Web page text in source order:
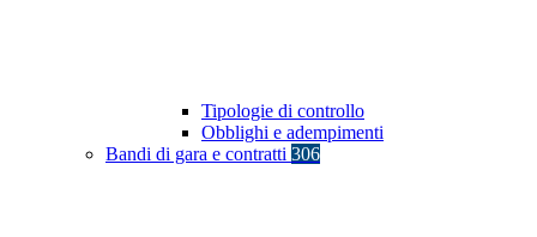
Tipologie di controllo
Obblighi e adempimenti
Bandi di gara e contratti 306